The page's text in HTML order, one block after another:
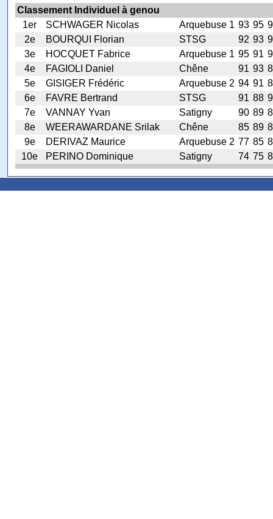
Classement Individuel à genou
1er
SCHWAGER Nicolas Arquebuse 1 93 95
2e
BOURQUI Florian STSG 92 93
3e
HOCQUET Fabrice Arquebuse 1 95 91
4e
FAGIOLI Daniel Chêne 91 93
5e
GISIGER Frédéric Arquebuse 2 94 91
6e
FAVRE Bertrand STSG 91 88
7e
VANNAY Yvan Satigny 90 89
8e
WEERAWARDANE Srilak Chêne 85 89
9e
DERIVAZ Maurice Arquebuse 2 77 85
10e
PERINO Dominique Satigny 74 75